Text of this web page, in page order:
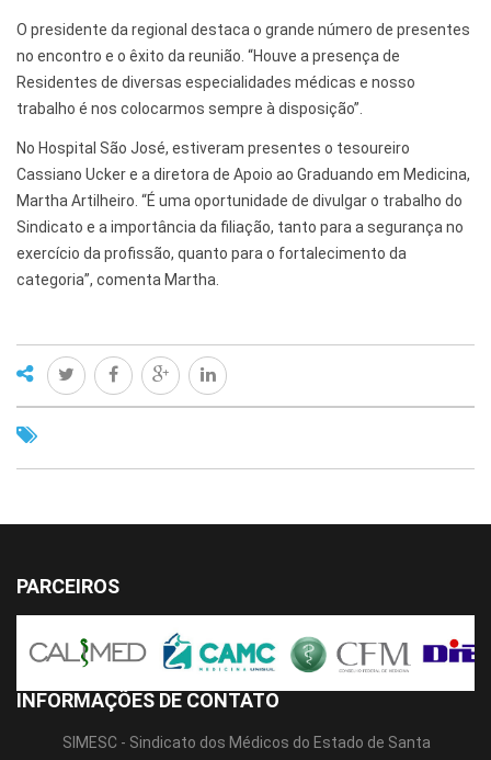
O presidente da regional destaca o grande número de presentes
no encontro e o êxito da reunião. “Houve a presença de
Residentes de diversas especialidades médicas e nosso
trabalho é nos colocarmos sempre à disposição”.
No Hospital São José, estiveram presentes o tesoureiro
Cassiano Ucker e a diretora de Apoio ao Graduando em Medicina,
Martha Artilheiro. “É uma oportunidade de divulgar o trabalho do
Sindicato e a importância da filiação, tanto para a segurança no
exercício da profissão, quanto para o fortalecimento da
categoria”, comenta Martha.
PARCEIROS
INFORMAÇÕES DE CONTATO
SIMESC - Sindicato dos Médicos do Estado de Santa